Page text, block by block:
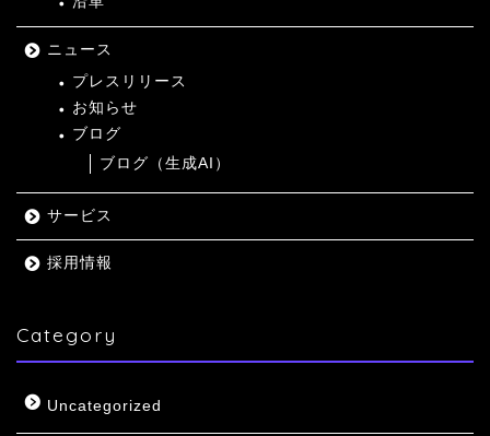
ニュース
プレスリリース
お知らせ
ブログ
ブログ（生成AI）
サービス
採用情報
Category
Uncategorized